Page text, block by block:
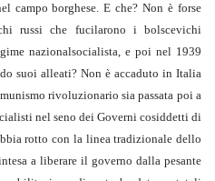
campo borghese. E che? Non è forse
russi che fucilarono i bolscevichi
nazionalsocialista, e poi nel 1939
suoi alleati? Non è accaduto in Italia
rivoluzionario sia passata poi a
nel seno dei Governi cosiddetti di
rotto con la linea tradizionale dello
a liberare il governo dalla pesante